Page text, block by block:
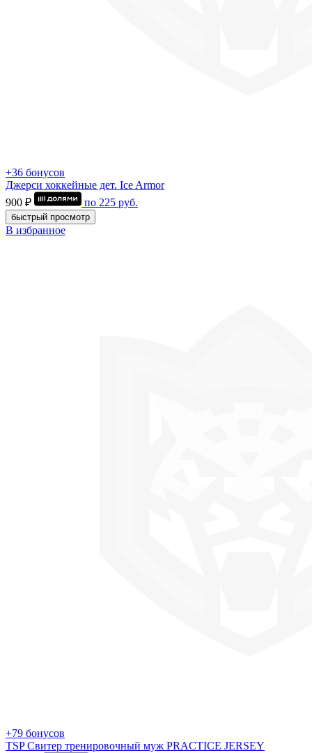
+36 бонусов
Джерси хоккейные дет. Ice Armor
900 ₽
по 225 руб.
быстрый просмотр
В избранное
+79 бонусов
TSP Свитер тренировочный муж PRACTICE JERSEY